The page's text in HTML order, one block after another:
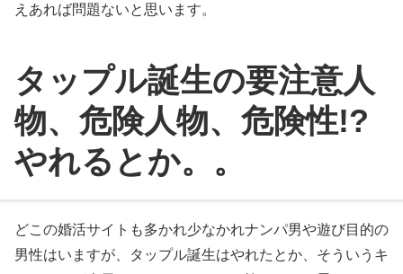
えあれば問題ないと思います。
タップル誕生の要注意人
物、危険人物、危険性!?
やれるとか。。
どこの婚活サイトも多かれ少なかれナンパ男や遊び目的の
男性はいますが、タップル誕生はやれたとか、そういうキ